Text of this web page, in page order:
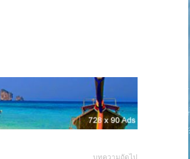
บทความถัดไป